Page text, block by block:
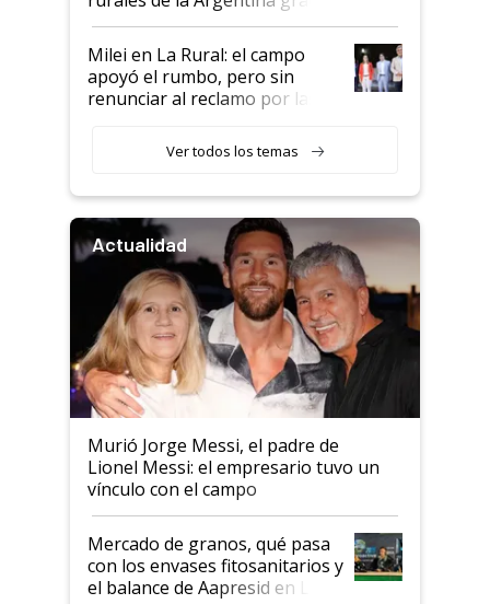
a un acuerdo con Starlink
Milei en La Rural: el campo
apoyó el rumbo, pero sin
renunciar al reclamo por las
Ver todos los temas
Actualidad
Murió Jorge Messi, el padre de
Lionel Messi: el empresario tuvo un
vínculo con el campo
Mercado de granos, qué pasa
con los envases fitosanitarios y
el balance de Aapresid en La